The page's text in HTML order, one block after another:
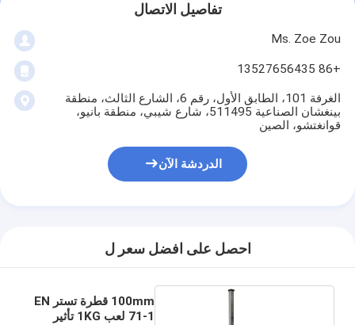
المنزل
جولة في المصنع
تفاصيل الاتصال
Ms. Zoe Zou
+86 13527656435
الغرفة 101، الطابق الأول، رقم 6، الشارع الثالث، منطقة
بينغشان الصناعية 511495، شارع شيبي، منطقة بانيو،
قوانغتشو، الصين
الدردشة الآن
احصل على افضل سعر ل
100mm قطرة تستر EN
71-1 لعب 1KG تأثير